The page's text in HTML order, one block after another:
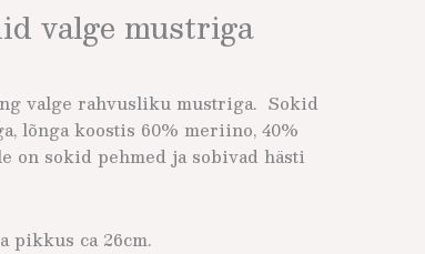
valge mustriga
valge rahvusliku mustriga. Sokid
lõnga koostis 60% meriino, 40%
on sokid pehmed ja sobivad hästi
pikkus ca 26cm.